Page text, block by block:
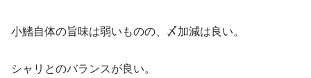
小鰭自体の旨味は弱いものの、〆加減は良い。
シャリとのバランスが良い。